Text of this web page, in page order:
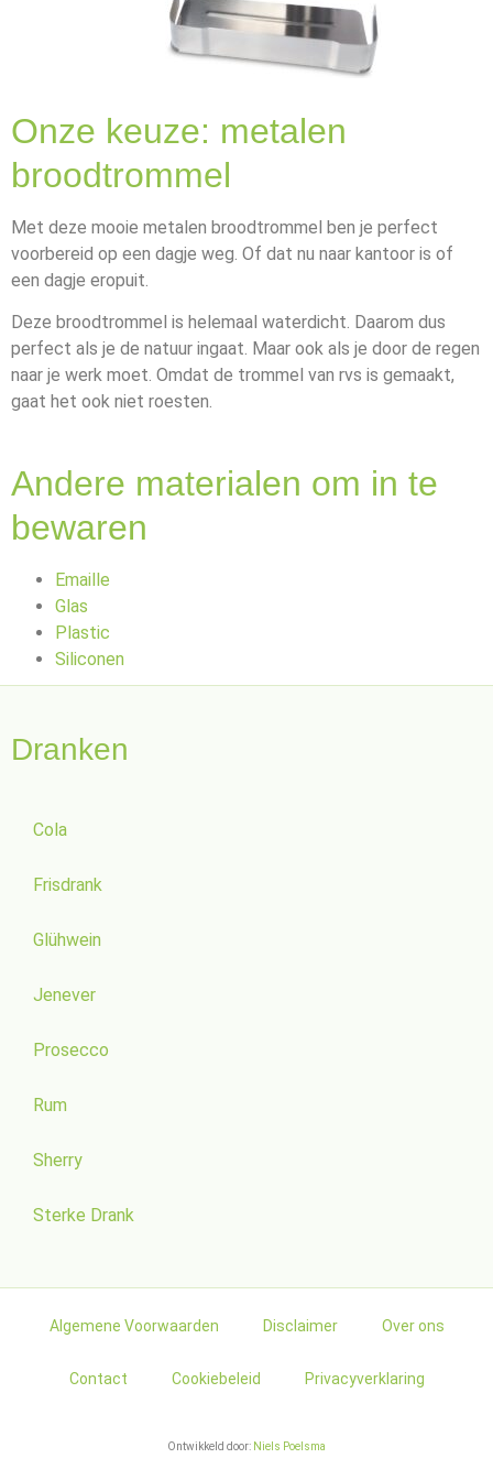
Onze keuze: metalen
broodtrommel
Met deze mooie metalen broodtrommel ben je perfect
voorbereid op een dagje weg. Of dat nu naar kantoor is of
een dagje eropuit.
Deze broodtrommel is helemaal waterdicht. Daarom dus
perfect als je de natuur ingaat. Maar ook als je door de regen
naar je werk moet. Omdat de trommel van rvs is gemaakt,
gaat het ook niet roesten.
Andere materialen om in te
bewaren
Emaille
Glas
Plastic
Siliconen
Dranken
Cola
Frisdrank
Glühwein
Jenever
Prosecco
Rum
Sherry
Sterke Drank
Algemene Voorwaarden Disclaimer Over ons
Contact Cookiebeleid Privacyverklaring
Ontwikkeld door: Niels Poelsma